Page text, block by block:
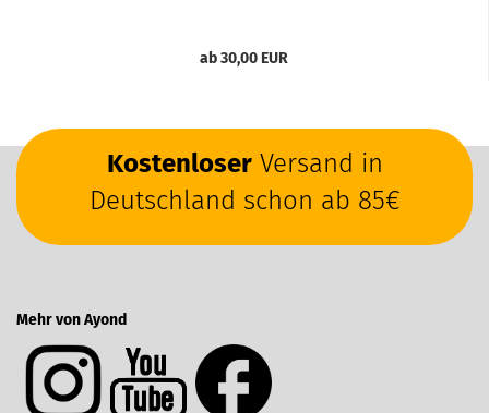
ab 30,00 EUR
KostenloserVersand in
Deutschland schon ab 85€
Mehr von Ayond